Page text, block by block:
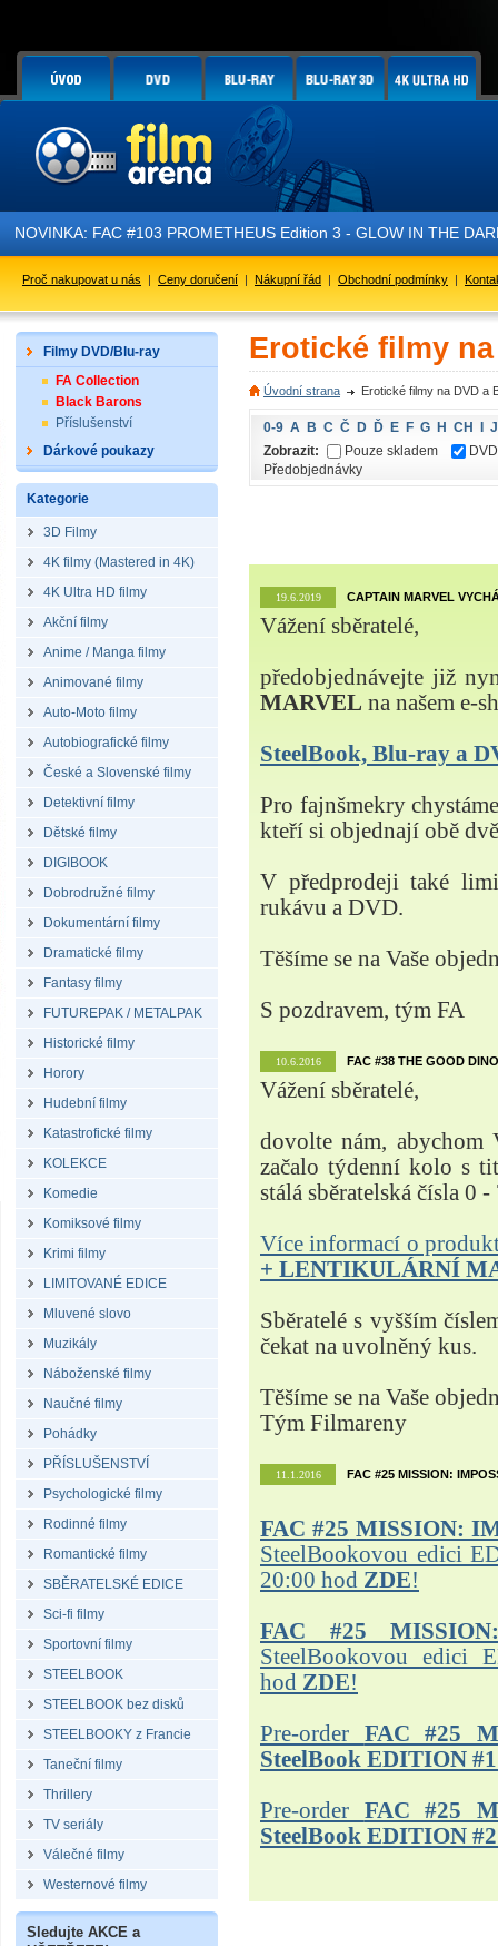
NOVINKA: FAC #103 PROMETHEUS Edition 3 - GLOW IN THE
Proč nakupovat u nás | Ceny doručení | Nákupní řád | Obchodní podmínky |
Filmy DVD/Blu-ray
FA Collection
Black Barons
Příslušenství
Dárkové poukazy
Kategorie
3D Filmy
4K filmy (Mastered in 4K)
4K Ultra HD filmy
Akční filmy
Anime / Manga filmy
Animované filmy
Auto-Moto filmy
Autobiografické filmy
České a Slovenské filmy
Detektivní filmy
Dětské filmy
DIGIBOOK
Dobrodružné filmy
Dokumentární filmy
Dramatické filmy
Fantasy filmy
FUTUREPAK / METALPAK
Historické filmy
Horory
Hudební filmy
Katastrofické filmy
KOLEKCE
Komedie
Komiksové filmy
Krimi filmy
LIMITOVANÉ EDICE
Mluvené slovo
Muzikály
Náboženské filmy
Naučné filmy
Pohádky
PŘÍSLUŠENSTVÍ
Psychologické filmy
Rodinné filmy
Romantické filmy
SBĚRATELSKÉ EDICE
Sci-fi filmy
Sportovní filmy
STEELBOOK
STEELBOOK bez disků
STEELBOOKY z Francie
Taneční filmy
Thrillery
TV seriály
Válečné filmy
Westernové filmy
Sledujte AKCE a
Erotické filmy
Úvodní strana Erotické filmy na DVD a
0-9 A B C Č D Ď E F G H CH
J
Zobrazit:
Pouze skladem
DVD
Předobjednávky
19.6.2019 CAPTAIN MARVEL
Vážení sběratelé,
předobjednávejte již
MARVEL na našem e-
SteelBook, Blu-ray a
Pro fajnšmekry
kteří si objednají obě
V předprodeji také
rukávu a DVD.
Těšíme se na Vaše
S pozdravem, tým FA
10.6.2016 FAC #38 THE GOOD
Vážení sběratelé,
dovolte nám,
začalo týdenní kolo s
stálá sběratelská čísla 0 -
Více informací o
+ LENTIKULÁRNÍ
Sběratelé s vyšším
čekat na uvolněný kus.
Těšíme se na Vaše
Tým Filmareny
11.1.2016 FAC #25 MISSION:
FAC #25 MISSION:
SteelBookovou edici
20:00 hod ZDE!
FAC #25
SteelBookovou edici
hod ZDE!
Pre-order FAC #25
SteelBook EDITION #1
Pre-order FAC #25
SteelBook EDITION #2